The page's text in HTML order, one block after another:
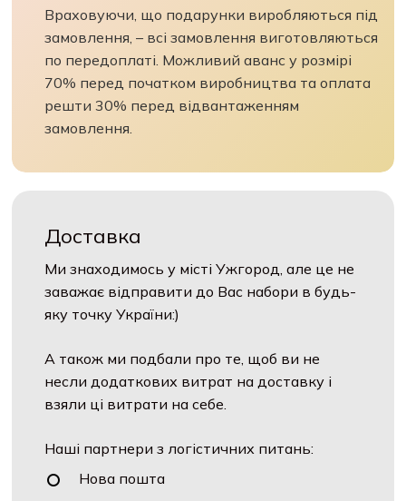
Враховуючи, що подарунки виробляються під
замовлення, – всі замовлення виготовляються
по передоплаті. Можливий аванс у розмірі
70% перед початком виробництва та оплата
решти 30% перед відвантаженням
замовлення.
Доставка
Ми знаходимось у місті Ужгород, але це не
заважає відправити до Вас набори в будь-
яку точку України:)
А також ми подбали про те, щоб ви не
несли додаткових витрат на доставку і
взяли ці витрати на себе.
Наші партнери з логістичних питань:
Нова пошта